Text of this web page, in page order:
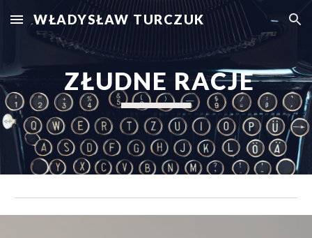
Skip to main content Skip to navigation
WŁADYSŁAW TURCZUK
ZŁUDNE RACJE